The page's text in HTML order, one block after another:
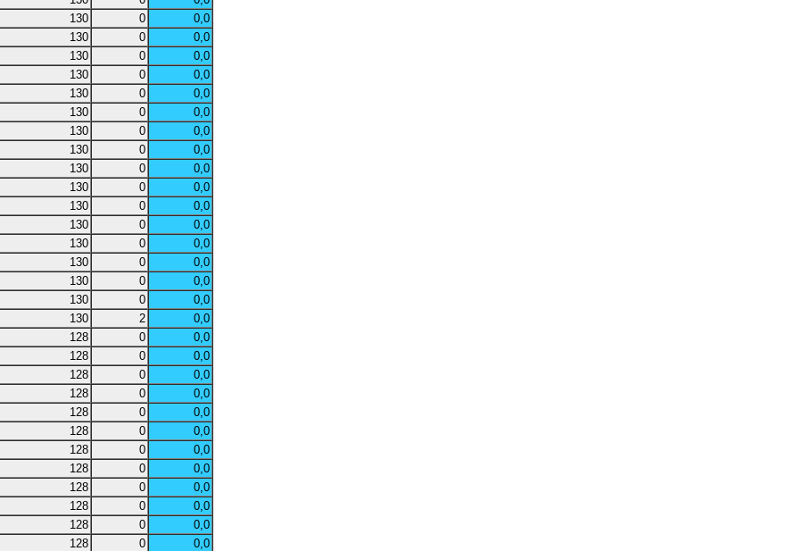
130 0
0,0
130 0
0,0
130 0
0,0
130 0
0,0
130 0
0,0
130 0
0,0
130 0
0,0
130 0
0,0
130 0
0,0
130 0
0,0
130 0
0,0
130 0
0,0
130 0
0,0
130 0
0,0
130 0
0,0
130 0
0,0
130 2
0,0
128 0
0,0
128 0
0,0
128 0
0,0
128 0
0,0
128 0
0,0
128 0
0,0
128 0
0,0
128 0
0,0
128 0
0,0
128 0
0,0
128 0
0,0
128 0
0,0